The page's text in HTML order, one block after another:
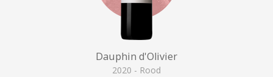
Dauphin d'Olivier
2020 - Rood